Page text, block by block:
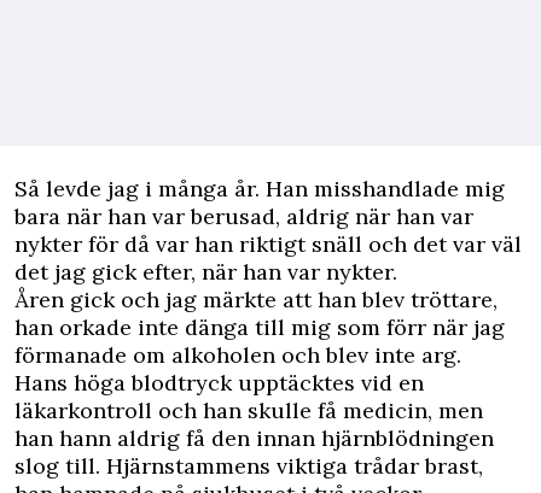
Så levde jag i många år. Han misshandlade mig
bara när han var berusad, aldrig när han var
nykter för då var han riktigt snäll och det var väl
det jag gick efter, när han var nykter.
Åren gick och jag märkte att han blev tröttare,
han orkade inte dänga till mig som förr när jag
förmanade om alkoholen och blev inte arg.
Hans höga blodtryck upptäcktes vid en
läkarkontroll och han skulle få medicin, men
han hann aldrig få den innan hjärnblödningen
slog till. Hjärnstammens viktiga trådar brast,